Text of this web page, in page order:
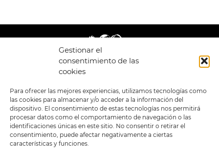
Gestionar el
consentimiento de las
cookies
Para ofrecer las mejores experiencias, utilizamos tecnologías como
las cookies para almacenar y/o acceder a la información del
dispositivo. El consentimiento de estas tecnologías nos permitirá
procesar datos como el comportamiento de navegación o las
identificaciones únicas en este sitio. No consentir o retirar el
consentimiento, puede afectar negativamente a ciertas
características y funciones.
LEGAL
POLÍTICA DE
PRIVACIDAD
TÉRMINOS Y
CONDICIONES
GENERALES DE LA
POLÍTICA DE COOKIES
ENLACES
TIENDA
ESTILOS
FORMATOS
PREVENTAS
OFERTAS
MERCHANDISING